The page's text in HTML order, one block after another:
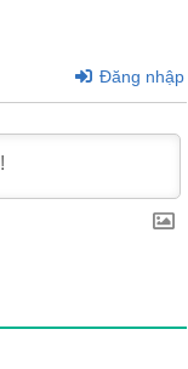
Đăng nhập